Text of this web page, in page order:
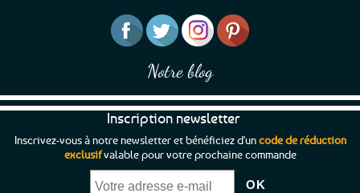
richesse aromatique et sa douceur irrésistible.
Sur notre boutique en ligne, vous trouverez
une grande variété de déclinaisons autour du
caramel beurre salé :
Crème de caramel au beurre salé
sur des crêpes ou des tartines de pain frais,
ou tout simplement à savourer à la cuillère
pour les plus gourmands. Elle est également
Notre blog
Inscription newsletter
Inscrivez-vous à notre newsletter et bénéficiez d'uncode de réduction
exclusifvalable pour votre prochaine commande